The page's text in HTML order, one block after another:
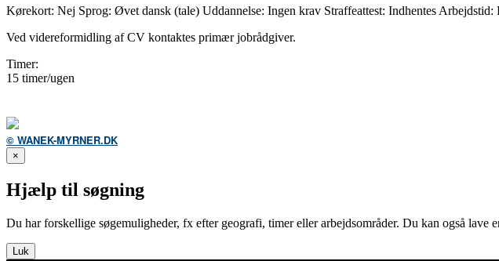
Kørekort: Nej Sprog: Øvet dansk (tale) Uddannelse: Ingen krav Straffeattest: Indhentes
Ved videreformidling af CV kontaktes primær jobrådgiver.
Timer:
15 timer/ugen
© WANEK-MYRNER.DK
×
Hjælp til søgning
Du har forskellige søgemuligheder, fx efter geografi, timer eller arbejdsområder. Du kan også lave
Luk